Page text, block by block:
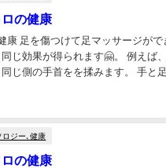
の健康
康 足を傷つけて足マッサージが
じ効果が得られます🤗。 例えば
じ側の手首をを揉みます。 手と
ロジー､健康
の健康